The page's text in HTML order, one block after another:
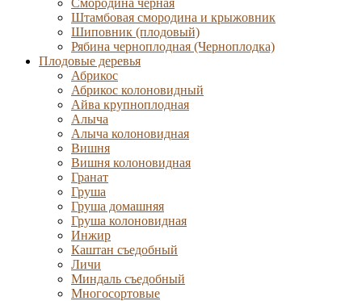
Смородина черная
Штамбовая смородина и крыжовник
Шиповник (плодовый)
Рябина черноплодная (Черноплодка)
Плодовые деревья
Абрикос
Абрикос колоновидный
Айва крупноплодная
Алыча
Алыча колоновидная
Вишня
Вишня колоновидная
Гранат
Груша
Груша домашняя
Груша колоновидная
Инжир
Каштан съедобный
Личи
Миндаль съедобный
Многосортовые